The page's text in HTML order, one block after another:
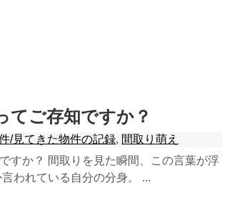
てご存知ですか？
/見てきた物件の記録, 間取り萌え
すか？ 間取りを見た瞬間、この言葉が浮
われている自分の分身。 ...